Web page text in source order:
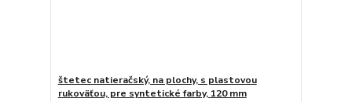
štetec natieračský, na plochy, s plastovou
rukoväťou, pre syntetické farby, 120 mm